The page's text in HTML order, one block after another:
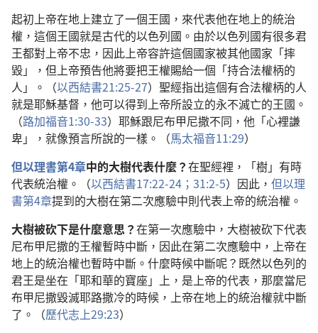
起初上帝在地上建立了一個王國，來代表他在地上的統治
權，這個王國就是古代的以色列國。由於以色列國有很多君
王都對上帝不忠，因此上帝容許這個國家被其他國家「摔
毀」，但上帝預告他將要把王權賜給一個「持合法權柄的
人」。（以西結書21:25-27）聖經指出這個有合法權柄的人
就是耶穌基督，他可以得到上帝所設立的永不滅亡的王國。
（路加福音1:30-33）耶穌跟尼布甲尼撒不同，他「心裡謙
卑」，就像預言所說的一樣。（馬太福音11:29）
但以理書第4章中的大樹代表什麼？在聖經裡，「樹」有時
代表統治權。（以西結書17:22-24； 31:2-5）因此， 但以理
書第4章提到的大樹在第二次應驗中則代表上帝的統治權。
大樹被砍下是什麼意思？在第一次應驗中，大樹被砍下代表
尼布甲尼撒的王權暫時中斷，因此在第二次應驗中，上帝在
地上的統治權也暫時中斷。什麼時候中斷呢？既然以色列的
君王是坐在「耶和華的寶座」上，是上帝的代表，那麼當尼
布甲尼撒毀滅耶路撒冷的時候，上帝在地上的統治權就中斷
了。（歷代志上29:23）